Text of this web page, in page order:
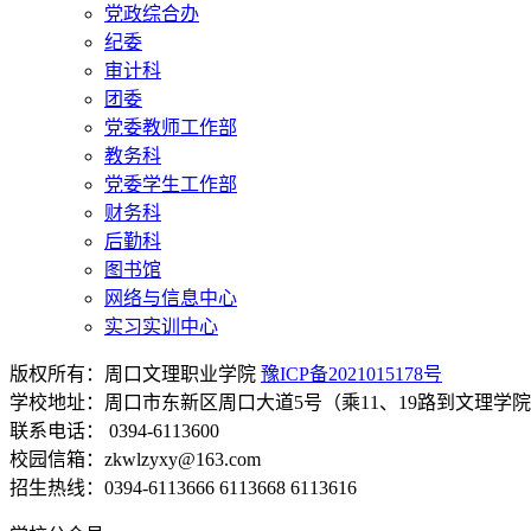
党政综合办
纪委
审计科
团委
党委教师工作部
教务科
党委学生工作部
财务科
后勤科
图书馆
网络与信息中心
实习实训中心
版权所有：周口文理职业学院 豫ICP备2021015178号
学校地址：周口市东新区周口大道5号（乘11、19路到文理学
联系电话： 0394-6113600
校园信箱：zkwlzyxy@163.com
招生热线：0394-6113666 6113668 6113616